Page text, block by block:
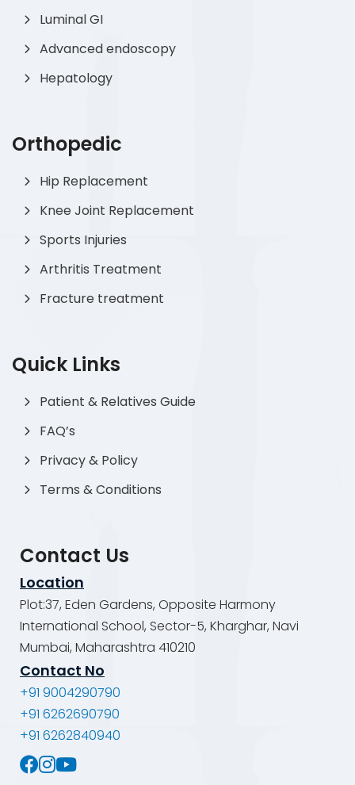
Luminal GI
Advanced endoscopy
Hepatology
Orthopedic
Hip Replacement
Knee Joint Replacement
Sports Injuries
Arthritis Treatment
Fracture treatment
Quick Links
Patient & Relatives Guide
FAQ’s
Privacy & Policy
Terms & Conditions
Contact Us
Location
Plot:37, Eden Gardens, Opposite Harmony
International School, Sector-5, Kharghar, Navi
Mumbai, Maharashtra 410210
Contact No
+91 9004290790
+91 6262690790
+91 6262840940